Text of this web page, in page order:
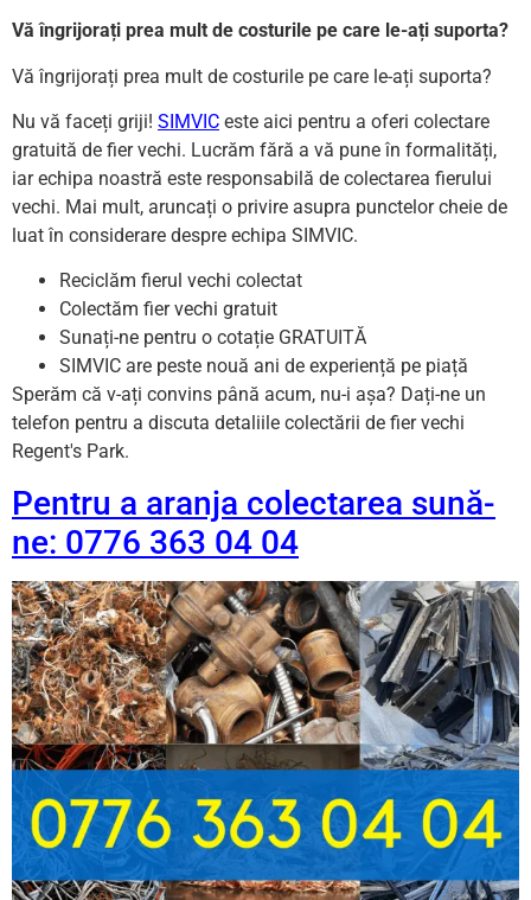
Vă îngrijorați prea mult de costurile pe care le-ați suporta?
Vă îngrijorați prea mult de costurile pe care le-ați suporta?
Nu vă faceți griji! SIMVIC este aici pentru a oferi colectare
gratuită de fier vechi. Lucrăm fără a vă pune în formalități,
iar echipa noastră este responsabilă de colectarea fierului
vechi. Mai mult, aruncați o privire asupra punctelor cheie de
luat în considerare despre echipa SIMVIC.
Reciclăm fierul vechi colectat
Colectăm fier vechi gratuit
Sunați-ne pentru o cotație GRATUITĂ
SIMVIC are peste nouă ani de experiență pe piață
Sperăm că v-ați convins până acum, nu-i așa? Dați-ne un
telefon pentru a discuta detaliile colectării de fier vechi
Regent's Park.
Pentru a aranja colectarea sună-
ne: 0776 363 04 04